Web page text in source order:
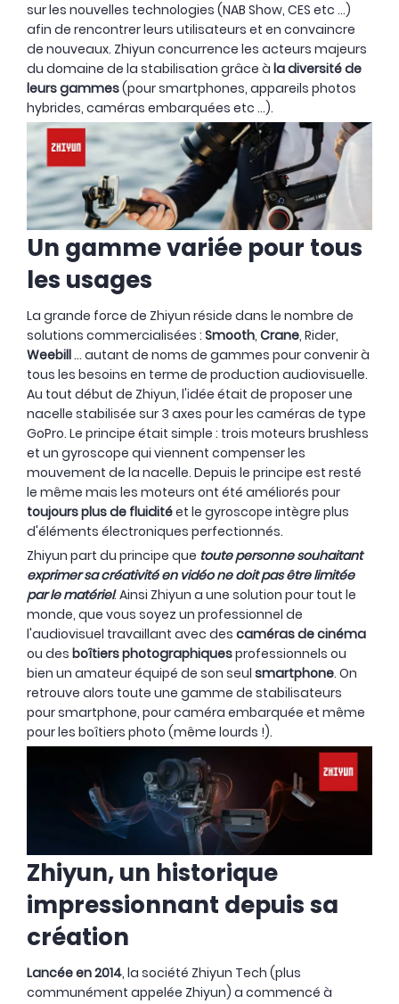
- 150 €
sur les nouvelles technologies (NAB Show, CES etc ...)
afin de rencontrer leurs utilisateurs et en convaincre
de nouveaux. Zhiyun concurrence les acteurs majeurs
du domaine de la stabilisation grâce à la diversité de
leurs gammes(pour smartphones, appareils photos
hybrides, caméras embarquées etc ...).
Un gamme variée pour tous
les usages
La grande force de Zhiyun réside dans le nombre de
solutions commercialisées : Smooth, Crane, Rider,
Weebill... autant de noms de gammes pour convenir à
tous les besoins en terme de production audiovisuelle.
Au tout début de Zhiyun, l'idée était de proposer une
nacelle stabilisée sur 3 axes pour les caméras de type
GoPro. Le principe était simple : trois moteurs brushless
et un gyroscope qui viennent compenser les
mouvement de la nacelle. Depuis le principe est resté
le même mais les moteurs ont été améliorés pour
toujours plus de fluiditéet le gyroscope intègre plus
d'éléments électroniques perfectionnés.
Zhiyun part du principe que toute personne souhaitant
exprimer sa créativité en vidéo ne doit pas être limitée
par le matériel. Ainsi Zhiyun a une solution pour tout le
monde, que vous soyez un professionnel de
l'audiovisuel travaillant avec des caméras de cinéma
ou des boîtiers photographiquesprofessionnels ou
bien un amateur équipé de son seul smartphone. On
retrouve alors toute une gamme de stabilisateurs
pour smartphone, pour caméra embarquée et même
pour les boîtiers photo (même lourds !).
Zhiyun, un historique
impressionnant depuis sa
création
Lancée en 2014, la société Zhiyun Tech (plus
communément appelée Zhiyun) a commencé à